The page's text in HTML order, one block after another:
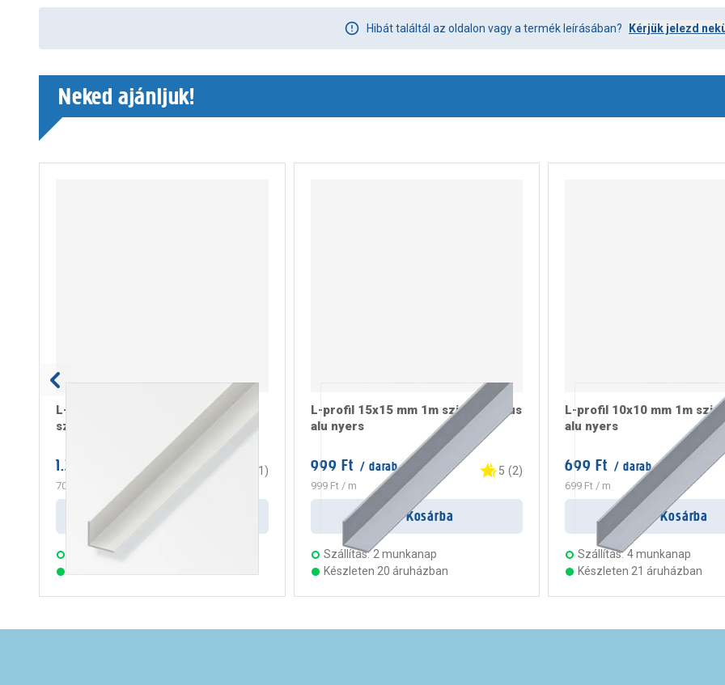
Hibát találtál az oldalon vagy a termék leírásában? Kérjük jelezd
Neked ajánljuk!
L-profil 20x20x1,5 mm 2m
szimmetrikus pvc fehér
1.399 Ft / darab
700 Ft
1 )
Kosárba
Szállítás:
2 munkanap
L-profil 15x15 mm 1m szimmetrikus
alu nyers
999 Ft / darab
999 Ft/ m
5 (2)
Kosárba
Szállítás: 2 munkanap
Készleten 20 áruházban
L-profil 10x10 mm 1m
alu nyers
699 Ft / darab
699 Ft / m
Kosárba
Szállítás: 4 munkanap
Készleten 21 áruházban